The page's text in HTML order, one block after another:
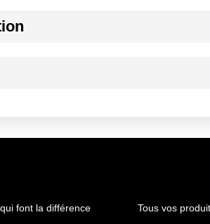
1,6-D-sorbitol (GPS) et D-glucopyranosyl-
produits destinés à une alimentation
transmises par le(s)
font la différence Tous vos